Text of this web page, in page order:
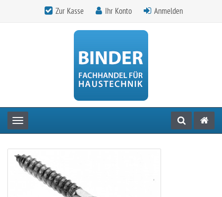
Zur Kasse Ihr Konto Anmelden
Toggle navigation